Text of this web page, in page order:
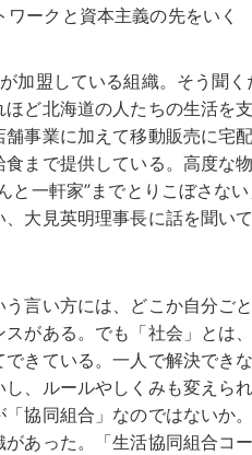
加盟している組織。そう聞
ど北海道の人たちの生活を
事業に加えて移動販売に宅
まで提供している。高度な
と一軒家”までとりこぼさない
大見英明理事長に話を聞いて
う言い方には、どこか自分ご
がある。でも「社会」とは
きている。一人で解決でき
、ルールやしくみも変えら
協同組合」なのではないか
あった。「生活協同組合コ